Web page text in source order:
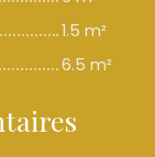
1.5 m²
6.5 m²